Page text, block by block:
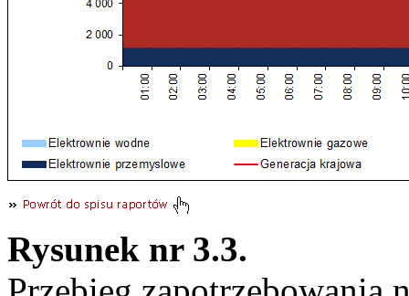
Rysunek nr 3.3.